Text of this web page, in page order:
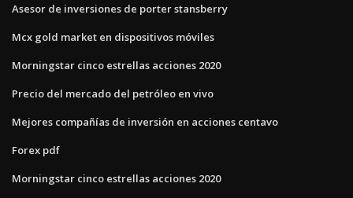
Asesor de inversiones de porter stansberry
Mcx gold market en dispositivos móviles
Morningstar cinco estrellas acciones 2020
Precio del mercado del petróleo en vivo
Mejores compañías de inversión en acciones centavo
Forex pdf
Morningstar cinco estrellas acciones 2020